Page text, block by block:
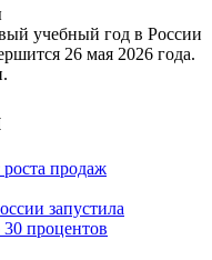
учебный год в России
26 мая 2026 года.
продаж
запустила
процентов